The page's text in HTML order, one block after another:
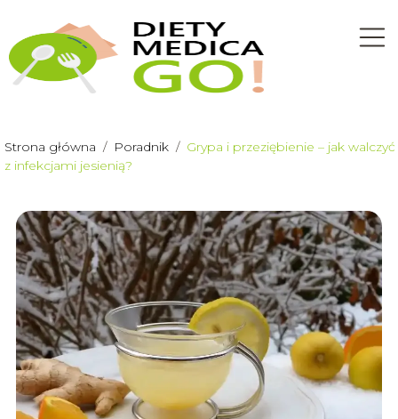
Strona główna / Poradnik / Grypa i przeziębienie – jak walczyć
z infekcjami jesienią?